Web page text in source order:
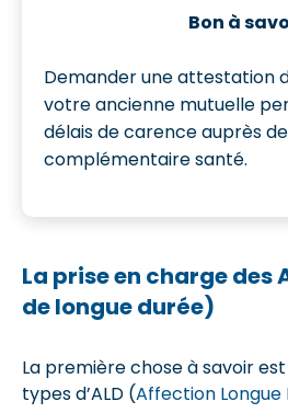
Bon à
Demander une attestation
votre ancienne mutuelle
délais de carence auprès
complémentaire santé.
La prise en charge des
de longue durée)
La première chose à savoir est
types d’ALD (Affection Longue